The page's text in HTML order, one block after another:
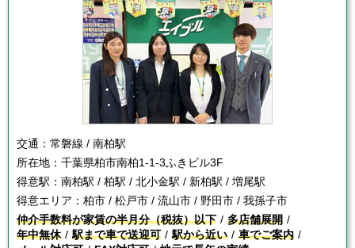
交通： 常磐線 / 南柏駅
所在地： 千葉県柏市南柏1-1-3ふきビル3F
得意駅： 南柏駅 / 柏駅 / 北小金駅 / 新柏駅 / 増尾駅
得意エリア： 柏市 / 松戸市 / 流山市 / 野田市 / 我孫子市
仲介手数料が家賃の半月分（税抜）以下
多店舗展開
年中無休
駅まで車で送迎可 駅から近い
車でご案内